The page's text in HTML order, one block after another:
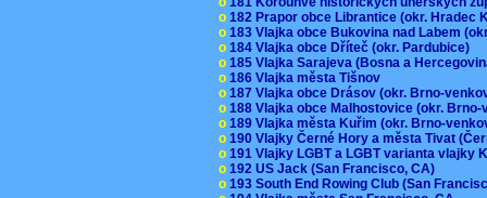
o 182 Prapor obce Librantice (okr. Hradec
o 183 Vlajka obce Bukovina nad Labem
o 184 Vlajka obce Dříteč (okr. Pardubice)
o 185 Vlajka Sarajeva (Bosna a
o 186 Vlajka města Tišnov
o 187 Vlajka obce Drásov (okr. Brno-
o 188 Vlajka obce Malhostovice (okr.
o 189 Vlajka města Kuřim (okr. Brno-
o 190 Vlajky Černé Hory a města Tivat
o 191 Vlajky LGBT a LGBT varianta vlajky
o 192 US Jack (San Francisco, CA)
o 193 South End Rowing Club (San